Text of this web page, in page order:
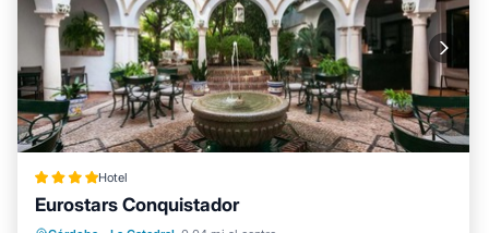
Hotel
Eurostars Conquistador